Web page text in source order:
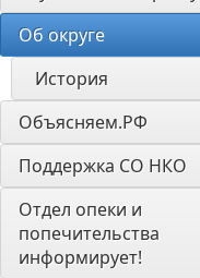
Об округе
История
Объясняем.РФ
Поддержка СО НКО
Отдел опеки и
попечительства
информирует!